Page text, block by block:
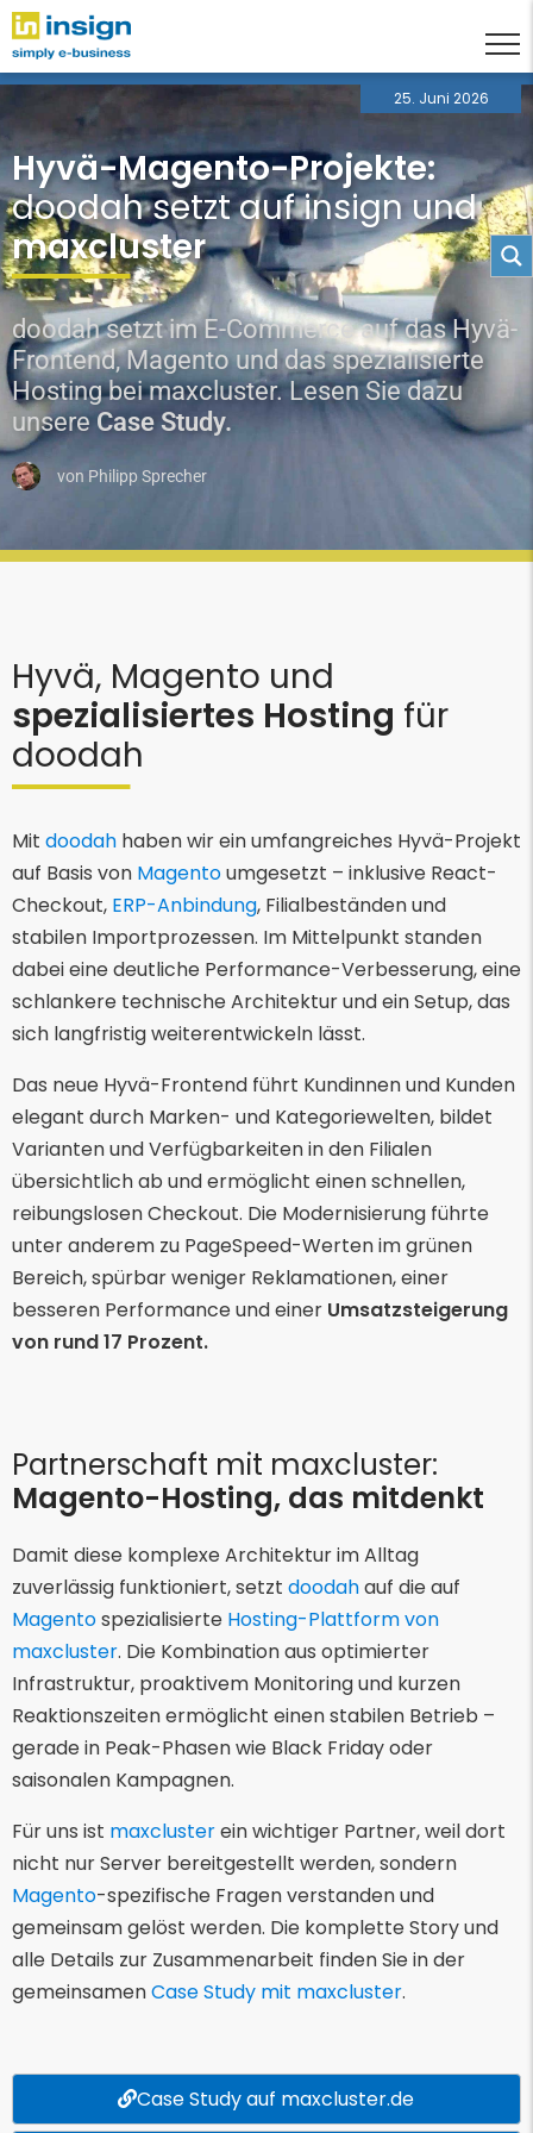
25. Juni 2026
Hyvä-Magento-Projekte:
doodah setzt auf insign und
maxcluster
doodah setzt im E-Commerce auf das Hyvä-
Frontend, Magento und das spezialisierte
Hosting bei maxcluster. Lesen Sie dazu
unsere Case Study.
von Philipp Sprecher
Hyvä, Magento und
spezialisiertes Hosting für
doodah
Mit doodah haben wir ein umfangreiches Hyvä-Projekt
auf Basis von Magentoumgesetzt – inklusive React-
Checkout, ERP-Anbindung, Filialbeständen und
stabilen Importprozessen. Im Mittelpunkt standen
dabei eine deutliche Performance-Verbesserung, eine
schlankere technische Architektur und ein Setup, das
sich langfristig weiterentwickeln lässt.
Das neue Hyvä-Frontend führt Kundinnen und Kunden
elegant durch Marken- und Kategoriewelten, bildet
Varianten und Verfügbarkeiten in den Filialen
übersichtlich ab und ermöglicht einen schnellen,
reibungslosen Checkout. Die Modernisierung führte
unter anderem zu PageSpeed-Werten im grünen
Bereich, spürbar weniger Reklamationen, einer
besseren Performance und einer Umsatzsteigerung
von rund 17 Prozent.
Partnerschaft mit maxcluster:
Magento-Hosting, das mitdenkt
Damit diese komplexe Architektur im Alltag
zuverlässig funktioniert, setzt doodahauf die auf
Magentospezialisierte Hosting-Plattform von
maxcluster. Die Kombination aus optimierter
Infrastruktur, proaktivem Monitoring und kurzen
Reaktionszeiten ermöglicht einen stabilen Betrieb –
gerade in Peak-Phasen wie Black Friday oder
saisonalen Kampagnen.
Für uns ist maxclusterein wichtiger Partner, weil dort
nicht nur Server bereitgestellt werden, sondern
Magento-spezifische Fragen verstanden und
gemeinsam gelöst werden. Die komplette Story und
alle Details zur Zusammenarbeit finden Sie in der
gemeinsamenCase Study mit maxcluster.
Case Study auf maxcluster.de